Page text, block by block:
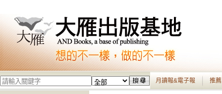
月讀報&電子報 推